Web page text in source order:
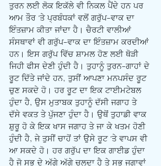
ਤੁਰਨ ਲਈ ਲੋਕ ਇਕੱਲੇ ਵੀ ਨਿਕਲ ਪੈਂਦੇ ਹਨ ਪਰ
ਆਮ ਤੌਰ 'ਤੇ ਪ੍ਰਬੰਧਕਾਂ ਵਲੋਂ ਗਰੁੱਪ-ਵਾਕ ਦਾ
ਇੰਤਜ਼ਾਮ ਕੀਤਾ ਜਾਂਦਾ ਹੈ। ਚੈਰਟੀ ਵਾਲੀਆਂ
ਸੰਸਥਾਵਾਂ ਵੀ ਗਰੁੱਪ-ਵਾਕ ਦਾ ਇੰਤਜ਼ਾਮ ਕਰਦੀਆਂ
ਹਨ। ਇਸ ਗਰੁੱਪ ਵਿੱਚ ਸ਼ਾਮਲ ਹੋਣ ਲਈ ਥੋੜੀ
ਜਿਹੀ ਫੀਸ ਦੇਣੀ ਹੁੰਦੀ ਹੈ। ਤੁਹਾਨੂੰ ਤੁਰਨ-ਗਾਹਾਂ ਦੇ
ਰੂਟ ਦਿੱਤੇ ਜਾਂਦੇ ਹਨ, ਤੁਸੀਂ ਆਪਣਾ ਮਨਪਸੰਦ ਰੂਟ
ਚੁਣ ਸਕਦੇ ਹੋ। ਹਰ ਰੂਟ ਦਾ ਇਕ ਟਾਈਮਟੇਬਲ
ਹੁੰਦਾ ਹੈ, ਉਸ ਮੁਤਾਬਕ ਤੁਹਾਨੂੰ ਦੱਸੀ ਜਗਾਹ ਤੇ
ਦੱਸੇ ਵਕਤ ਤੇ ਪੁੱਜਣਾ ਹੁੰਦਾ ਹੈ। ਉਥੋਂ ਤੁਹਾਡੀ ਵਾਕ
ਸ਼ੁਰੂ ਹੋ ਕੇ ਇਕ ਖਾਸ ਜਗਾਹ ਤੇ ਜਾ ਕੇ ਖਤਮ ਹੋਣੀ
ਹੁੰਦੀ ਹੈ, ਜੇ ਤੁਸੀਂ ਚਾਹੋਂ ਤਾਂ ਉਸੇ ਰੂਟ 'ਤੇ ਵਾਪਸ ਵੀ
ਆ ਸਕਦੇ ਹੋ। ਹਰ ਗਰੁੱਪ ਦਾ ਇਕ ਗਾਈਡ ਹੁੰਦਾ
ਹੈ ਜੋ ਸਭ ਦੇ ਅੱਗੇ ਅੱਗੇ ਚਲਦਾ ਹੈ ਤੇ ਸਭ ਜਗਾਵਾਂ